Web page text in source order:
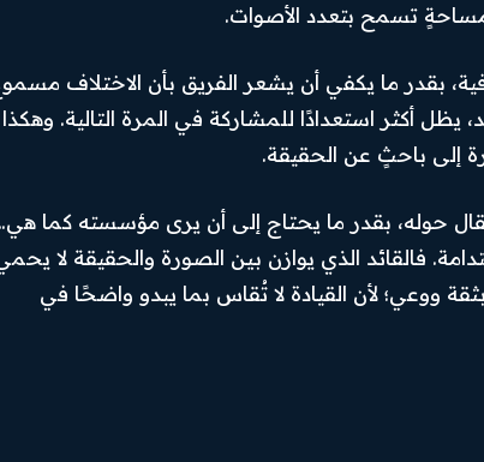
تسمح بتعدد الأصوات.
بقدر ما يكفي أن يشعر الفريق بأن الاختلاف
أكثر استعدادًا للمشاركة في المرة التالية. وهكذا
إلى باحثٍ عن الحقيقة.
حوله، بقدر ما يحتاج إلى أن يرى مؤسسته كما
فالقائد الذي يوازن بين الصورة والحقيقة لا
ووعي؛ لأن القيادة لا تُقاس بما يبدو واضحًا في